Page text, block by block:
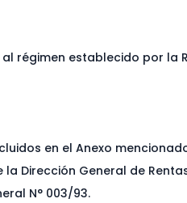
al régimen establecido por
incluidos en el Anexo
la Dirección General de
N° 003/93.